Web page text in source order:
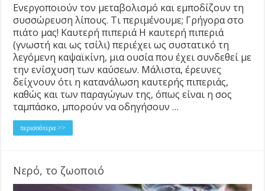
Ενεργοποιούν τον μεταβολισμό και εμποδίζουν τη
συσσώρευση λίπους. Τι περιμένουμε; Γρήγορα στο
πιάτο μας! Καυτερή πιπεριά Η καυτερή πιπεριά
(γνωστή και ως τσίλι) περιέχει ως συστατικό τη
λεγόμενη καψαϊκίνη, μια ουσία που έχει συνδεθεί με
την ενίσχυση των καύσεων. Μάλιστα, έρευνες
δείχνουν ότι η κατανάλωση καυτερής πιπεριάς,
καθώς και των παραγώγων της, όπως είναι η σος
ταμπάσκο, μπορούν να οδηγήσουν …
περισσότερα >>
Νερό, το ζωοποιό